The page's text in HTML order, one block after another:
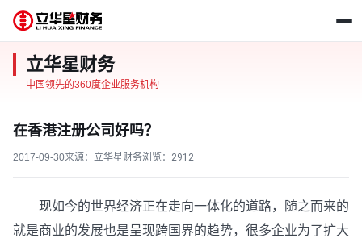
立华星财务
中国领先的360度企业服务机构
在香港注册公司好吗？
2017-09-30来源：立华星财务浏览： 2912
现如今的世界经济正在走向一体化的道路，随之而来的
就是商业的发展也是呈现跨国界的趋势，很多企业为了扩大